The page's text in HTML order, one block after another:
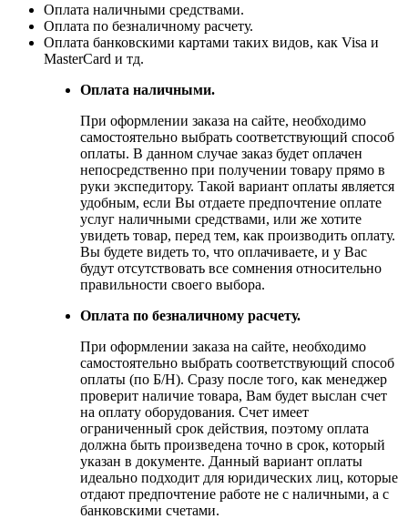
Оплата наличными средствами.
Оплата по безналичному расчету.
Оплата банковскими картами таких видов, как Visa и
MasterCard и тд.
Оплата наличными.
При оформлении заказа на сайте, необходимо
самостоятельно выбрать соответствующий способ
оплаты. В данном случае заказ будет оплачен
непосредственно при получении товару прямо в
руки экспедитору. Такой вариант оплаты является
удобным, если Вы отдаете предпочтение оплате
услуг наличными средствами, или же хотите
увидеть товар, перед тем, как производить оплату.
Вы будете видеть то, что оплачиваете, и у Вас
будут отсутствовать все сомнения относительно
правильности своего выбора.
Оплата по безналичному расчету.
При оформлении заказа на сайте, необходимо
самостоятельно выбрать соответствующий способ
оплаты (по Б/Н). Сразу после того, как менеджер
проверит наличие товара, Вам будет выслан счет
на оплату оборудования. Счет имеет
ограниченный срок действия, поэтому оплата
должна быть произведена точно в срок, который
указан в документе. Данный вариант оплаты
идеально подходит для юридических лиц, которые
отдают предпочтение работе не с наличными, а с
банковскими счетами.